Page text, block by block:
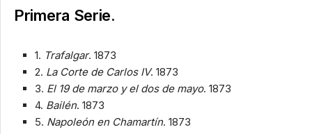
Primera Serie.
1. Trafalgar. 1873
2. La Corte de Carlos IV. 1873
3. El 19 de marzo y el dos de mayo. 1873
4. Bailén. 1873
5. Napoleón en Chamartín. 1873